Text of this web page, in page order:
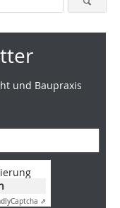
und Baupraxis
Captcha ⇗